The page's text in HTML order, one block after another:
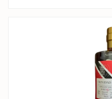
Ten Cane